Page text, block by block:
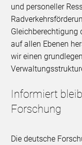
und personeller
Gleichberechtigung
auf allen Ebenen
wir einen
Informiert
Forschung
Die deutsche